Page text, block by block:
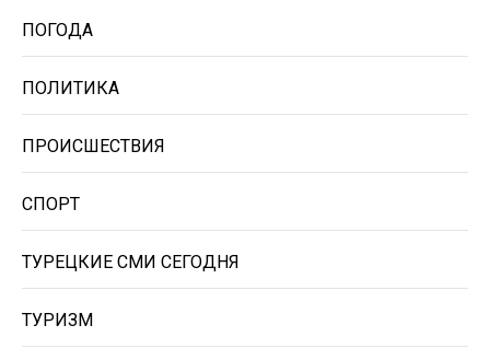
ПОГОДА
ПОЛИТИКА
ПРОИСШЕСТВИЯ
СПОРТ
ТУРЕЦКИЕ СМИ СЕГОДНЯ
ТУРИЗМ